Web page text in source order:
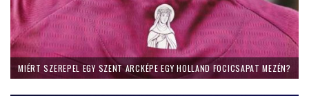
MIÉRT SZEREPEL EGY SZENT ARCKÉPE EGY HOLLAND FOCICSAPAT MEZÉN?